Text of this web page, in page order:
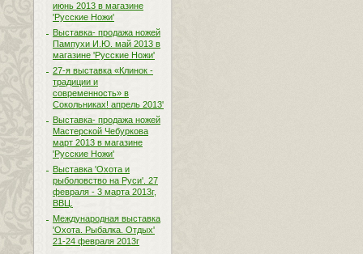
июнь 2013 в магазине
'Русские Ножи'
Выставка- продажа ножей
Пампухи И.Ю. май 2013 в
магазине 'Русские Ножи'
27-я выставка «Клинок -
традиции и
современность» в
Сокольниках! апрель 2013'
Выставка- продажа ножей
Мастерской Чебуркова
март 2013 в магазине
'Русские Ножи'
Выставка 'Охота и
рыболовство на Руси'. 27
февраля - 3 марта 2013г,
ВВЦ.
Международная выставка
'Охота. Рыбалка. Отдых'
21-24 февраля 2013г